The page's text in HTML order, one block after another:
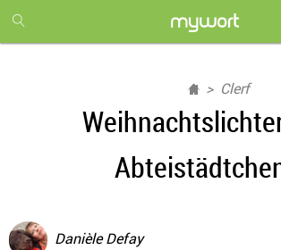
month
free
Clerf
Danièle Defay